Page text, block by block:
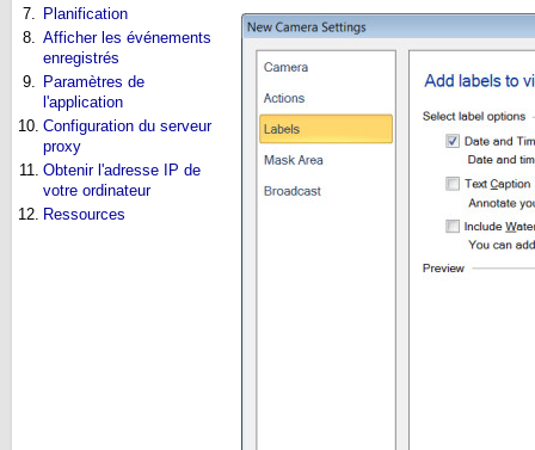
7. Planification
8. Afficher les événements
enregistrés
9. Paramètres de
l'application
10. Configuration du serveur
proxy
11. Obtenir l'adresse IP de
votre ordinateur
12. Ressources